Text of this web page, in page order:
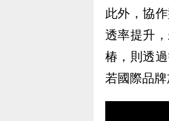
此外，協
透率提升
椿，則透
若國際品